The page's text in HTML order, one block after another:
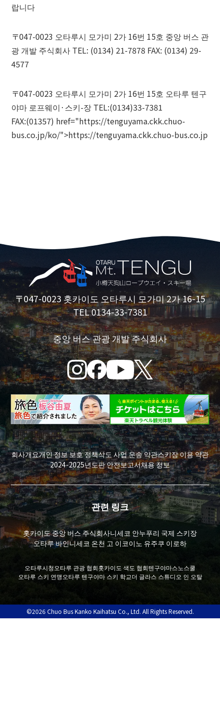
랍니다
〒047-0023 오타루시 모가미 2가 16번 15호 중앙 버스 관
광 개발 주식회사 TEL: (0134) 21-7878 FAX: (0134) 29-
4577
〒047-0023 오타루시 모가미 2가 16번 15호 오타루 텐구
야마 로프웨이·스키-장 TEL:(0134)33-7381
FAX:(01357) href="https://tenguyama.ckk.chuo-
bus.co.jp/ko/">https://tenguyama.ckk.chuo-bus.co.jp
〒047-0023 홋카이도 오타루시 모가미 2가 16-15
TEL 0134-33-7381
중앙 버스 관광 개발 주식회사
회사개요개인 정보 보호 정책삭도 사업 운송 약관스키장 이용 약관
2024-2025년도판 안전보고서채용 정보
관련 링크
홋카이도 중앙 버스 주식회사니세코 안누푸리 국제 스키장
오타루 바인니세코 온천 고 이코이노 유주쿠 이로하
오타루시청오타루 관광 협회홋카이도 색도 협회텐구야마스노스쿨
오타루 스키 연맹오타루 텐구야마 스키 학교더 글라스 스튜디오 인 오탈
©2026 Chuo Bus Kanko Kaihatsu Co., Ltd. All Rights Reserved.